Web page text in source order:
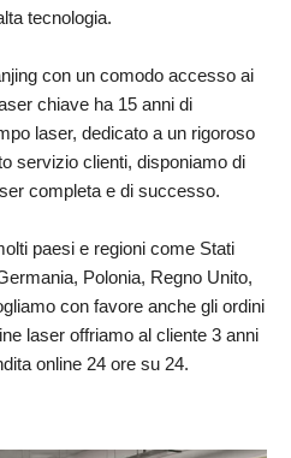
tecnologia.
con un comodo accesso ai
chiave ha 15 anni di
laser, dedicato a un rigoroso
servizio clienti, disponiamo di
completa e di successo.
paesi e regioni come Stati
Polonia, Regno Unito,
con favore anche gli ordini
laser offriamo al cliente 3 anni
online 24 ore su 24.